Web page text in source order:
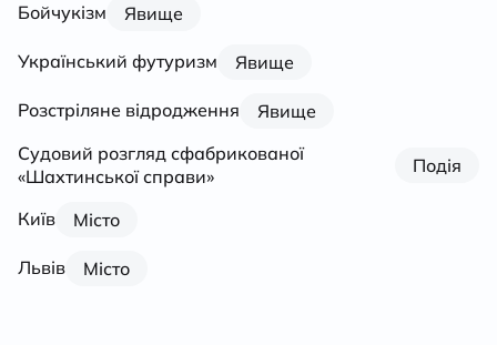
Бойчукізм Явище
Український футуризм Явище
Розстріляне відродження
Явище
Судовий розгляд сфабрикованої
«Шахтинської справи»
Подія
Київ Місто
Львів Місто